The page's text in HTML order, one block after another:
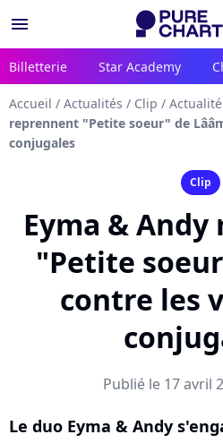
menu
Billetterie Star Academy
Accueil / Actualités / Clip /
reprennent "Petite soeur" de
conjugales
Clip
Eyma &
"Petite
contre les
Publié le 17 avril
Le duo Eyma & Andy